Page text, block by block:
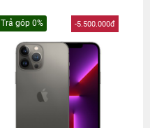
Trả góp 0% -5.500.000đ